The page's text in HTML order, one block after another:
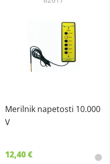
Merilnik napetosti 10.000
V
12,40 €